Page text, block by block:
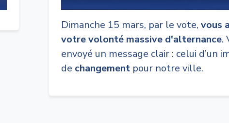
Dimanche 15 mars, par le vote, vous
votre volonté massive d'alternance.
envoyé un message clair : celui d’un
de changement pour notre ville.